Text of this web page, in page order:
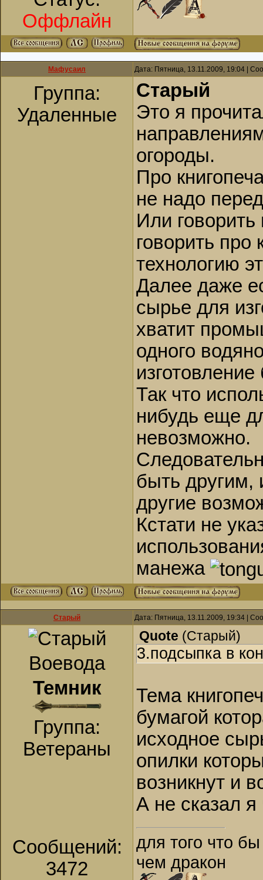
Оффлайн
Мафусаил Дата: Пятница, 13.11.2009, 19:04 |
Группа:
Удаленные
Старый
Это я
огороды.
Про
не надо
Или
говорить про
технологию
Далее даже
сырье для
хватит
одного
изготовление
Так что
нибудь еще
невозможно.
быть другим,
другие
Кстати не
манежа
Старый Дата: Пятница, 13.11.2009, 19:34 |
Воевода
Темник
Группа:
Ветераны
Сообщений:
3472
Quote (Старый)
3.подсыпка в
Тема
бумагой
исходное
опилки
возникнут и
А не сказал я
для того что
чем дракон